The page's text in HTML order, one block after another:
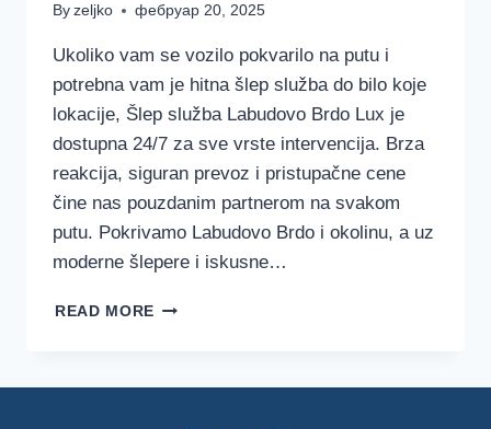
By zeljko фебруар 20, 2025
Ukoliko vam se vozilo pokvarilo na putu i
potrebna vam je hitna šlep služba do bilo koje
lokacije, Šlep služba Labudovo Brdo Lux je
dostupna 24/7 za sve vrste intervencija. Brza
reakcija, siguran prevoz i pristupačne cene
čine nas pouzdanim partnerom na svakom
putu. Pokrivamo Labudovo Brdo i okolinu, a uz
moderne šlepere i iskusne…
READ MORE ŠLEP